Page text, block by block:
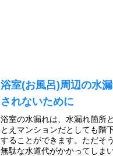
浴室(お風呂)周辺の水
されないために
浴室の水漏れは、水漏れ箇所
とえマンションだとしても階
することができます。ただそ
無駄な水道代がかかってしま